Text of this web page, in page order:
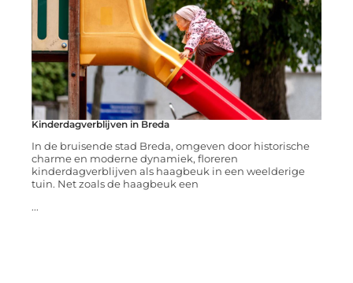
Kinderdagverblijven in Breda
In de bruisende stad Breda, omgeven door historische
charme en moderne dynamiek, floreren
kinderdagverblijven als haagbeuk in een weelderige
tuin. Net zoals de haagbeuk een
...